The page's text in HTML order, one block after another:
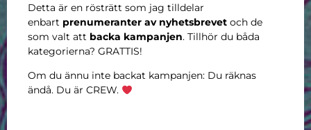
Detta är en rösträtt som jag tilldelar
enbart prenumeranter av nyhetsbrevet och de
som valt att backa kampanjen. Tillhör du båda
kategorierna? GRATTIS!
Om du ännu inte backat kampanjen: Du räknas
ändå. Du är CREW.